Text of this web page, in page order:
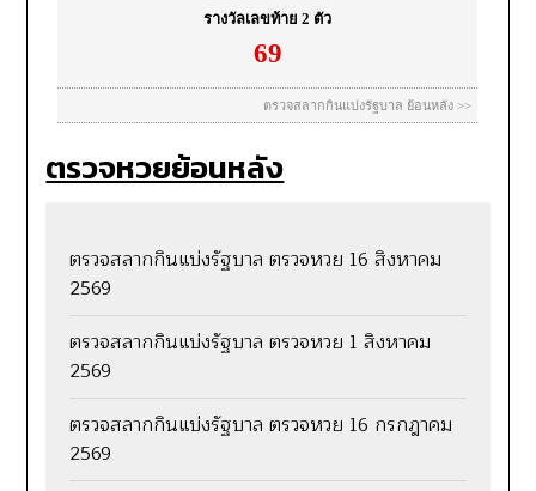
ตรวจหวยย้อนหลัง
ตรวจสลากกินแบ่งรัฐบาล ตรวจหวย 16 สิงหาคม
2569
ตรวจสลากกินแบ่งรัฐบาล ตรวจหวย 1 สิงหาคม
2569
ตรวจสลากกินแบ่งรัฐบาล ตรวจหวย 16 กรกฎาคม
2569